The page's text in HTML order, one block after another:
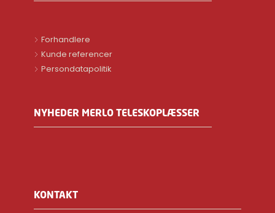
Forhandlere
Kunde referencer
Persondatapolitik
NYHEDER MERLO TELESKOPLÆSSER
KONTAKT